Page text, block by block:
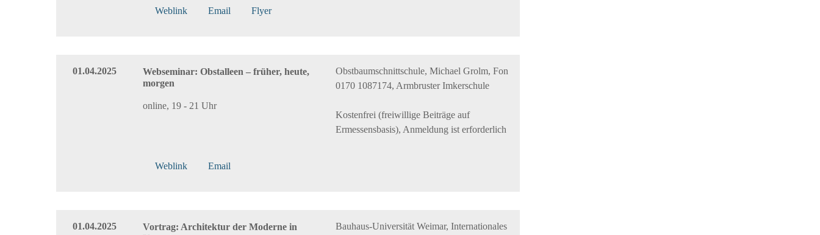
Weblink Email Flyer
01.04.2025
Webseminar: Obstalleen – früher, heute,
morgen
online, 19 - 21 Uhr
Obstbaumschnittschule, Michael Grolm, Fon
0170 1087174, Armbruster Imkerschule
Kostenfrei (freiwillige Beiträge auf
Ermessensbasis), Anmeldung ist erforderlich
Weblink Email
01.04.2025
Vortrag: Architektur der Moderne in
Bauhaus-Universität Weimar, Internationales